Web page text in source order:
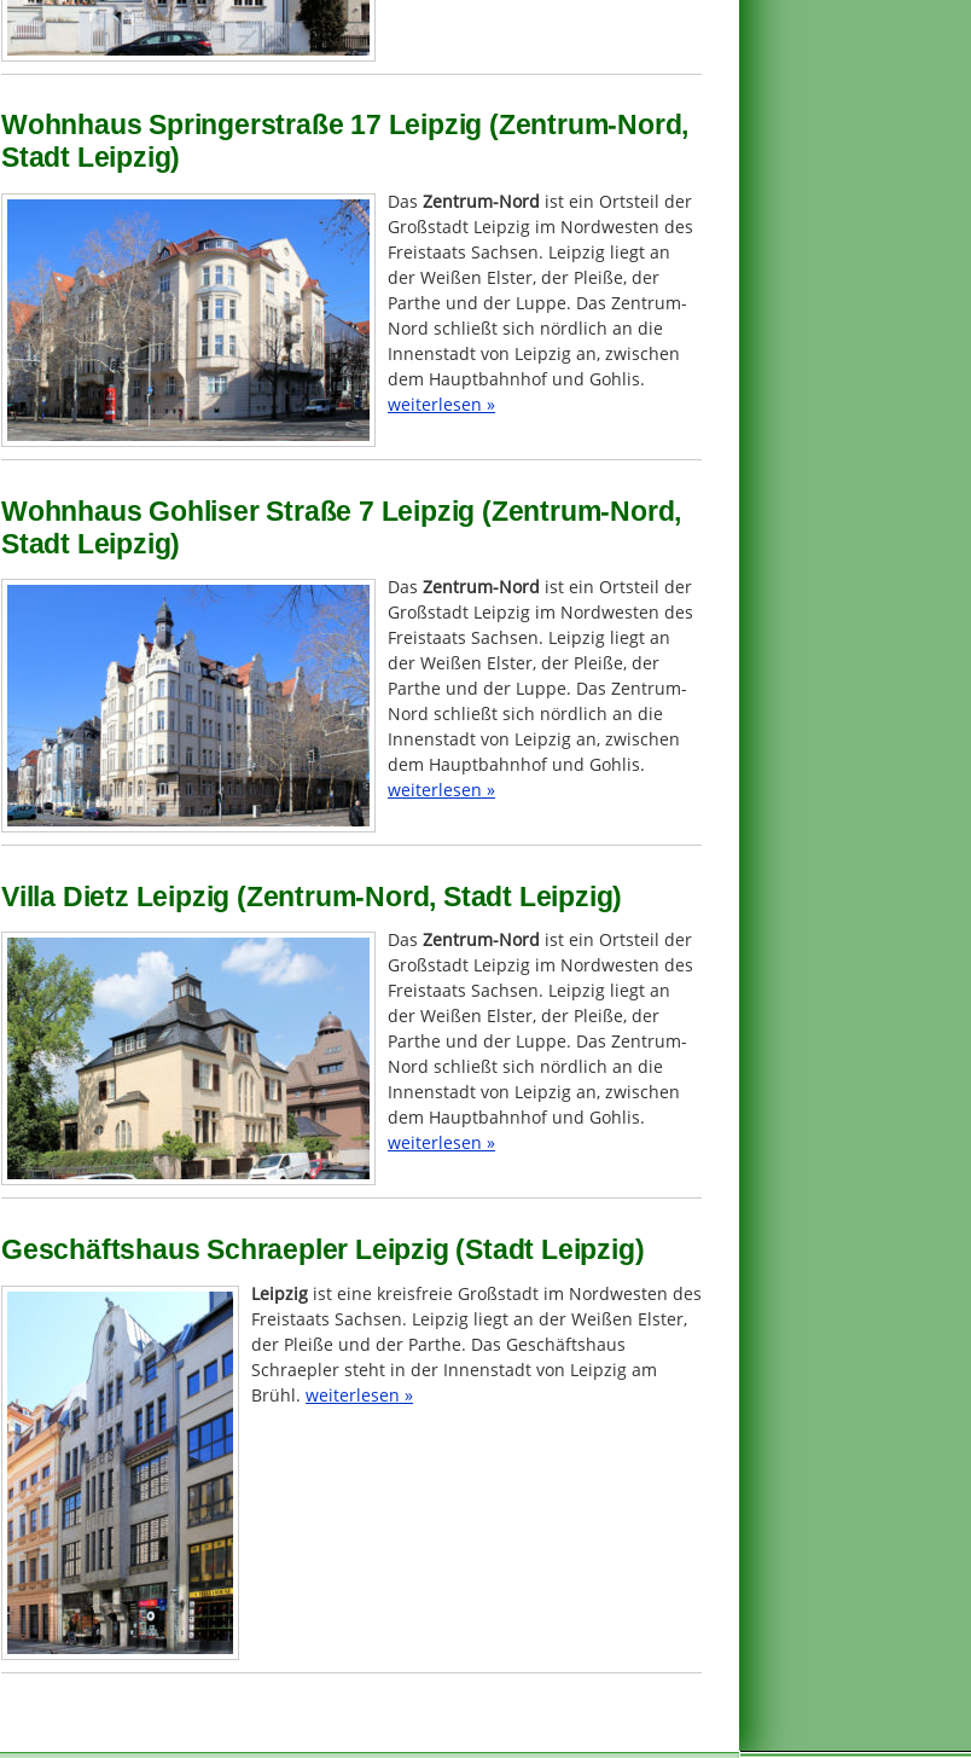
Wohnhaus Springerstraße 17 Leipzig (Zentrum-Nord,
Stadt Leipzig)
Das Zentrum-Nord ist ein Ortsteil der
Großstadt Leipzig im Nordwesten des
Freistaats Sachsen. Leipzig liegt an
der Weißen Elster, der Pleiße, der
Parthe und der Luppe. Das Zentrum-
Nord schließt sich nördlich an die
Innenstadt von Leipzig an, zwischen
dem Hauptbahnhof und Gohlis.
weiterlesen »
Wohnhaus Gohliser Straße 7 Leipzig (Zentrum-Nord,
Stadt Leipzig)
Das Zentrum-Nord ist ein Ortsteil der
Großstadt Leipzig im Nordwesten des
Freistaats Sachsen. Leipzig liegt an
der Weißen Elster, der Pleiße, der
Parthe und der Luppe. Das Zentrum-
Nord schließt sich nördlich an die
Innenstadt von Leipzig an, zwischen
dem Hauptbahnhof und Gohlis.
weiterlesen »
Villa Dietz Leipzig (Zentrum-Nord, Stadt Leipzig)
Das Zentrum-Nord ist ein Ortsteil der
Großstadt Leipzig im Nordwesten des
Freistaats Sachsen. Leipzig liegt an
der Weißen Elster, der Pleiße, der
Parthe und der Luppe. Das Zentrum-
Nord schließt sich nördlich an die
Innenstadt von Leipzig an, zwischen
dem Hauptbahnhof und Gohlis.
weiterlesen »
Geschäftshaus Schraepler Leipzig (Stadt Leipzig)
Leipzig ist eine kreisfreie Großstadt im Nordwesten des
Freistaats Sachsen. Leipzig liegt an der Weißen Elster,
der Pleiße und der Parthe. Das Geschäftshaus
Schraepler steht in der Innenstadt von Leipzig am
Brühl. weiterlesen »